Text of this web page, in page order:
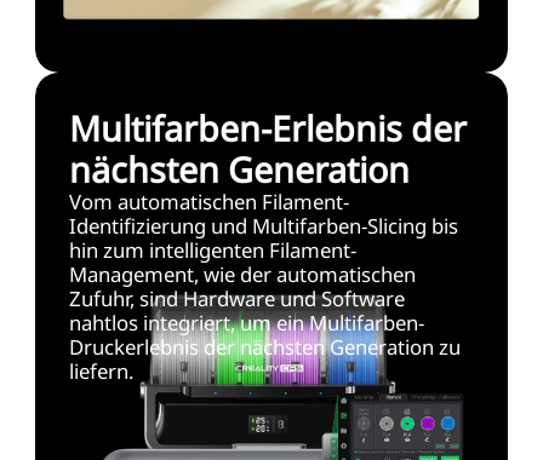
Multifarben-Erlebnis der
nächsten Generation
Vom automatischen Filament-
Identifizierung und Multifarben-Slicing bis
hin zum intelligenten Filament-
Management, wie der automatischen
Zufuhr, sind Hardware und Software
nahtlos integriert, um ein Multifarben-
Druckerlebnis der nächsten Generation zu
liefern.